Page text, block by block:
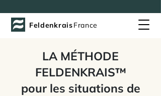
FeldenkraisFrance
LA MÉTHODE
FELDENKRAIS™
pour les situations de